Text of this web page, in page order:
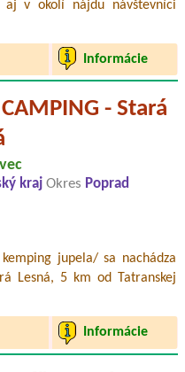
aj v okolí nájdu návštevníci
Informácie
CAMPING - Stará
kraj Okres Poprad
jupela/ sa nachádza
Lesná, 5 km od Tatranskej
Informácie